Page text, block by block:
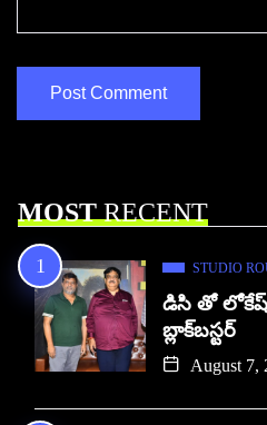
MOSTRECENT
STUDIO
డిసి తో
బ్లాక్‌బస్టర్
August 7,